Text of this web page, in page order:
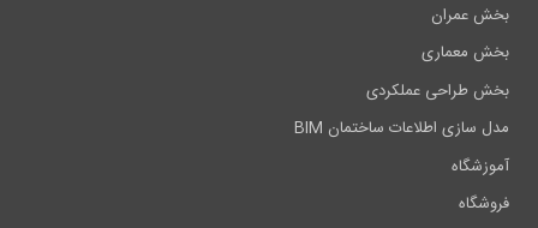
بخش عمران
بخش معماری
بخش طراحی عملکردی
مدل سازی اطلاعات ساختمان BIM
آموزشگاه
فروشگاه